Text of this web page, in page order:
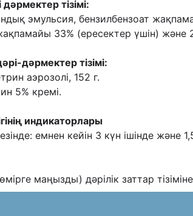
дəрмектер тізімі:
эмульсия, бензилбензоат
33% (ересектер үшін) жəне
дəрмектер тізімі:
аэрозолі, 152 г.
5% кремі.
индикаторлары
емнен кейін 3 күн ішінде жəне
маңызды) дəрілік заттар